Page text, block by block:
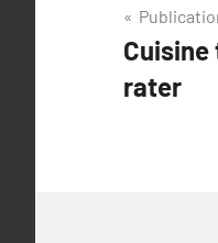
de
l’article
Cuisine
rater